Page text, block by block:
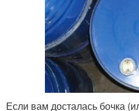
Если вам досталась бочка